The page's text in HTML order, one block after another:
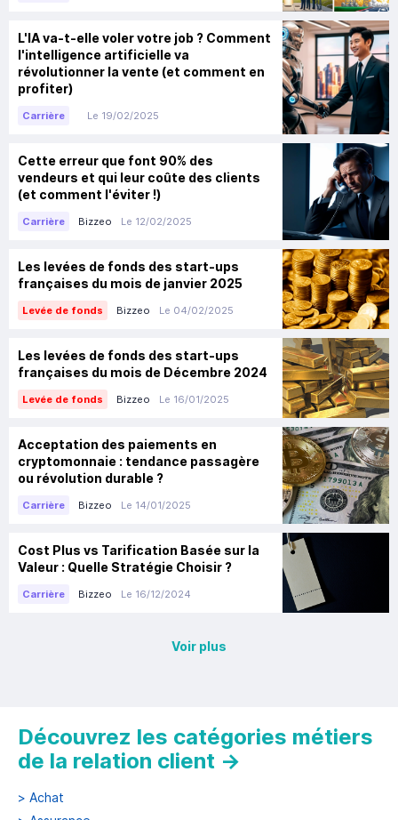
L'IA va-t-elle voler votre job ? Comment
l'intelligence artificielle va
révolutionner la vente (et comment en
profiter)
Carrière Le 19/02/2025
Cette erreur que font 90% des
vendeurs et qui leur coûte des clients
(et comment l'éviter !)
Carrière Bizzeo Le 12/02/2025
Les levées de fonds des start-ups
françaises du mois de janvier 2025
Levée de fonds Bizzeo Le 04/02/2025
Les levées de fonds des start-ups
françaises du mois de Décembre 2024
Levée de fonds Bizzeo Le 16/01/2025
Acceptation des paiements en
cryptomonnaie : tendance passagère
ou révolution durable ?
Carrière Bizzeo Le 14/01/2025
Cost Plus vs Tarification Basée sur la
Valeur : Quelle Stratégie Choisir ?
Carrière Bizzeo Le 16/12/2024
Voir plus
Découvrez les catégories métiers
de la relation client →
> Achat